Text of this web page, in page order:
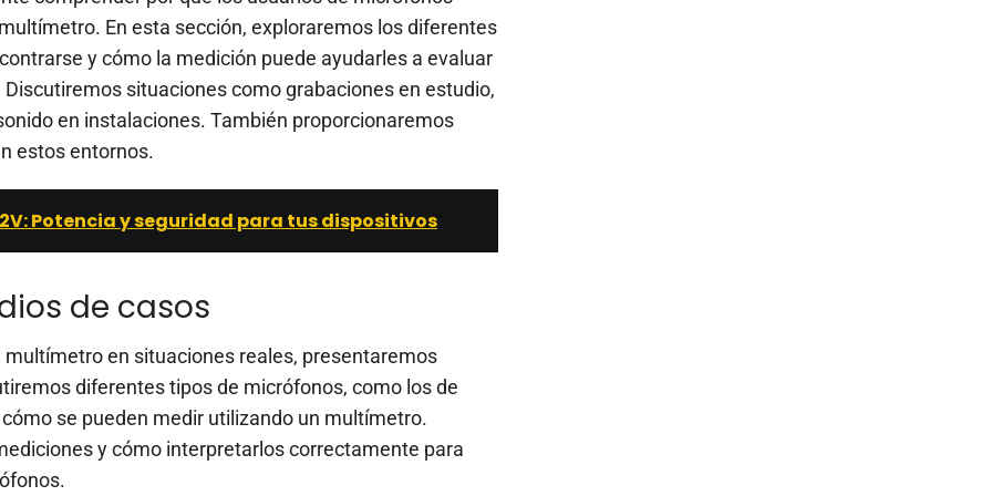
En esta sección, exploraremos los diferentes
y cómo la medición puede ayudarles a evaluar
situaciones como grabaciones en estudio,
en instalaciones. También proporcionaremos
estos entornos.
Potencia y seguridad para tus dispositivos
de casos
en situaciones reales, presentaremos
diferentes tipos de micrófonos, como los de
se pueden medir utilizando un multímetro.
y cómo interpretarlos correctamente para